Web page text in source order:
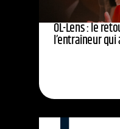
OL-Lens : le
l’entraîneur